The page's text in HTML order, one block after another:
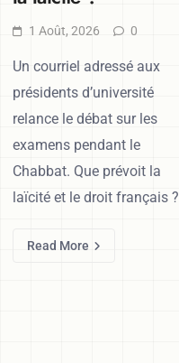
1 Août, 2026 0
Un courriel adressé aux
présidents d’université
relance le débat sur les
examens pendant le
Chabbat. Que prévoit la
laïcité et le droit français ?
Read More